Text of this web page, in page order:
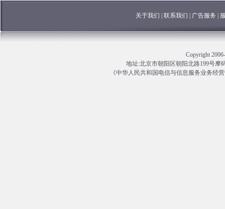
关于我们 联系我们 广告服务
Copyright
地址:北京市朝阳区朝阳北路199号摩
《中华人民共和国电信与信息服务业务经